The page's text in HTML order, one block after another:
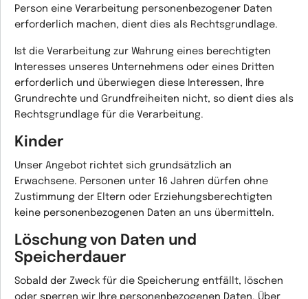
Person eine Verarbeitung personenbezogener Daten
erforderlich machen, dient dies als Rechtsgrundlage.
Ist die Verarbeitung zur Wahrung eines berechtigten
Interesses unseres Unternehmens oder eines Dritten
erforderlich und überwiegen diese Interessen, Ihre
Grundrechte und Grundfreiheiten nicht, so dient dies als
Rechtsgrundlage für die Verarbeitung.
Kinder
Unser Angebot richtet sich grundsätzlich an
Erwachsene. Personen unter 16 Jahren dürfen ohne
Zustimmung der Eltern oder Erziehungsberechtigten
keine personenbezogenen Daten an uns übermitteln.
Löschung von Daten und
Speicherdauer
Sobald der Zweck für die Speicherung entfällt, löschen